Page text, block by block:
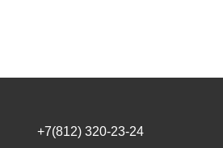
+7(812) 320-23-24